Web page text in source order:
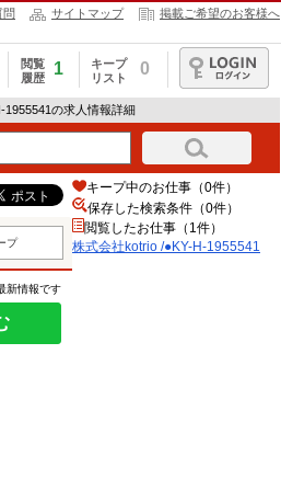
問 サイトマップ 掲載ご希望のお客様へ
閲覧
履歴
1
キープ
リスト
0
ログイン
1955541の求人情報詳細
プ
新情報です
キープ中のお仕事（0件）
保存した検索条件（0件）
閲覧したお仕事（1件）
株式会社kotrio /●KY-H-1955541